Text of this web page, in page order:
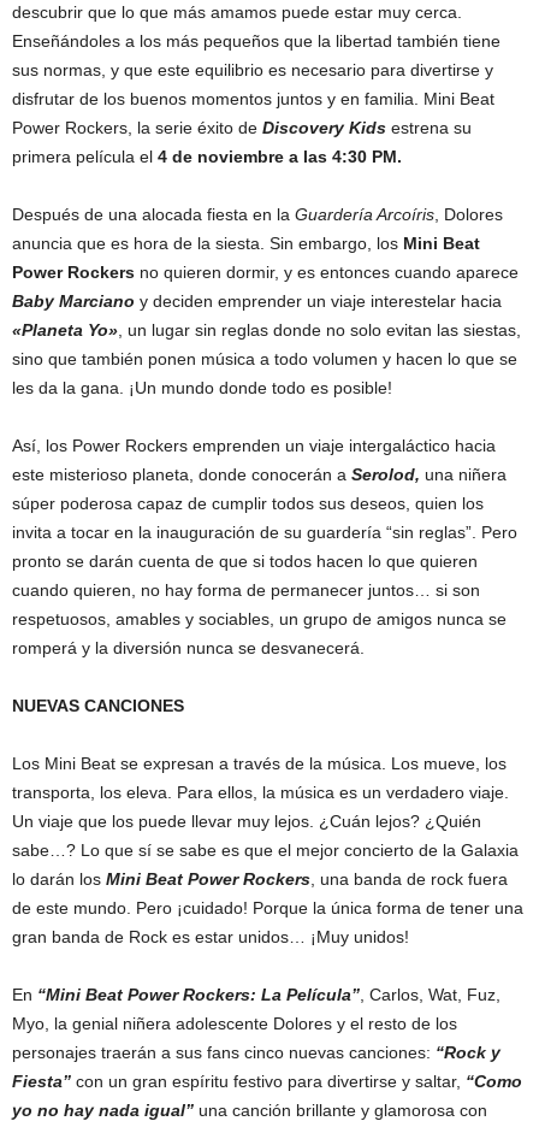
descubrir que lo que más amamos puede estar muy cerca.
Enseñándoles a los más pequeños que la libertad también tiene
sus normas, y que este equilibrio es necesario para divertirse y
disfrutar de los buenos momentos juntos y en familia. Mini Beat
Power Rockers, la serie éxito de Discovery Kids estrena su
primera película el 4 de noviembre a las 4:30 PM.
Después de una alocada fiesta en la Guardería Arcoíris , Dolores
anuncia que es hora de la siesta. Sin embargo, los Mini Beat
Power Rockers no quieren dormir, y es entonces cuando aparece
Baby Marciano y deciden emprender un viaje interestelar hacia
«Planeta Yo» , un lugar sin reglas donde no solo evitan las siestas,
sino que también ponen música a todo volumen y hacen lo que se
les da la gana. ¡Un mundo donde todo es posible!
Así, los Power Rockers emprenden un viaje intergaláctico hacia
este misterioso planeta, donde conocerán a Serolod, una niñera
súper poderosa capaz de cumplir todos sus deseos, quien los
invita a tocar en la inauguración de su guardería “sin reglas”. Pero
pronto se darán cuenta de que si todos hacen lo que quieren
cuando quieren, no hay forma de permanecer juntos… si son
respetuosos, amables y sociables, un grupo de amigos nunca se
romperá y la diversión nunca se desvanecerá.
NUEVAS CANCIONES
Los Mini Beat se expresan a través de la música. Los mueve, los
transporta, los eleva. Para ellos, la música es un verdadero viaje.
Un viaje que los puede llevar muy lejos. ¿Cuán lejos? ¿Quién
sabe…? Lo que sí se sabe es que el mejor concierto de la Galaxia
lo darán los Mini Beat Power Rockers , una banda de rock fuera
de este mundo. Pero ¡cuidado! Porque la única forma de tener una
gran banda de Rock es estar unidos… ¡Muy unidos!
En “Mini Beat Power Rockers: La Película” Carlos, Wat, Fuz,
Myo, la genial niñera adolescente Dolores y el resto de los
personajes traerán a sus fans cinco nuevas canciones: “Rock y
Fiesta” con un gran espíritu festivo para divertirse y saltar, “Como
yo no hay nada igual” una canción brillante y glamorosa con